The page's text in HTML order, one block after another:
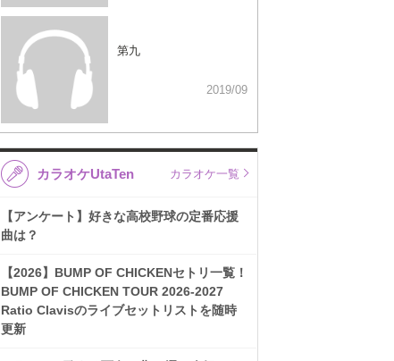
第九
2019/09
カラオケUtaTen カラオケ一覧
【アンケート】好きな高校野球の定番応援
曲は？
【2026】BUMP OF CHICKENセトリ一覧！
BUMP OF CHICKEN TOUR 2026-2027
Ratio Clavisのライブセットリストを随時
更新